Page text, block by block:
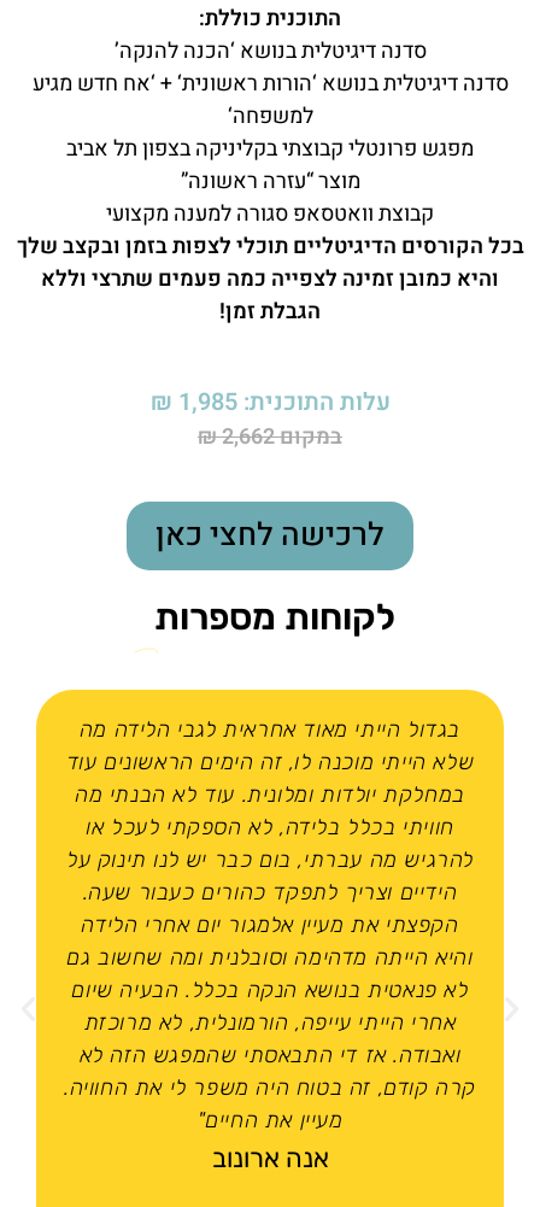
התוכנית כוללת:
סדנה דיגיטלית בנושא ‘הכנה להנקה’
סדנה דיגיטלית בנושא ‘הורות ראשונית‘ + ‘אח חדש מגיע
למשפחה‘
מפגש פרונטלי קבוצתי בקליניקה בצפון תל אביב
מוצר “עזרה ראשונה”
קבוצת וואטסאפ סגורה למענה מקצועי
בכל הקורסים הדיגיטליים תוכלי לצפות בזמן ובקצב שלך
והיא כמובן זמינה לצפייה כמה פעמים שתרצי וללא
הגבלת זמן!
עלות התוכנית: 1,985 ₪
במקום 2,662 ₪
לרכישה לחצי כאן
לקוחות מספרות
בגדול הייתי מאוד אחראית לגבי הלידה מה
שלא הייתי מוכנה לו, זה הימים הראשונים עוד
במחלקת יולדות ומלונית. עוד לא הבנתי מה
חוויתי בכלל בלידה, לא הספקתי לעכל או
להרגיש מה עברתי, בום כבר יש לנו תינוק על
הידיים וצריך לתפקד כהורים כעבור שעה.
הקפצתי את מעיין אלמגור יום אחרי הלידה
והיא הייתה מדהימה וסובלנית ומה שחשוב גם
לא פנאטית בנושא הנקה בכלל. הבעיה שיום
אחרי הייתי עייפה, הורמונלית, לא מרוכזת
ואבודה. אז די התבאסתי שהמפגש הזה לא
קרה קודם, זה בטוח היה משפר לי את החוויה.
מעיין את החיים"
אנה ארונוב